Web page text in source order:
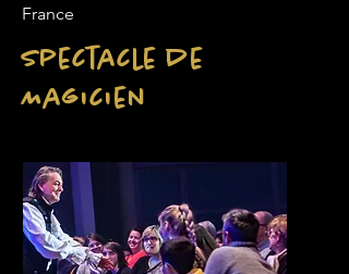
France
Spectacle de
Magicien